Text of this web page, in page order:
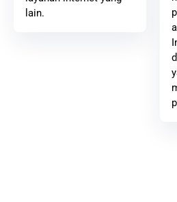
lain.